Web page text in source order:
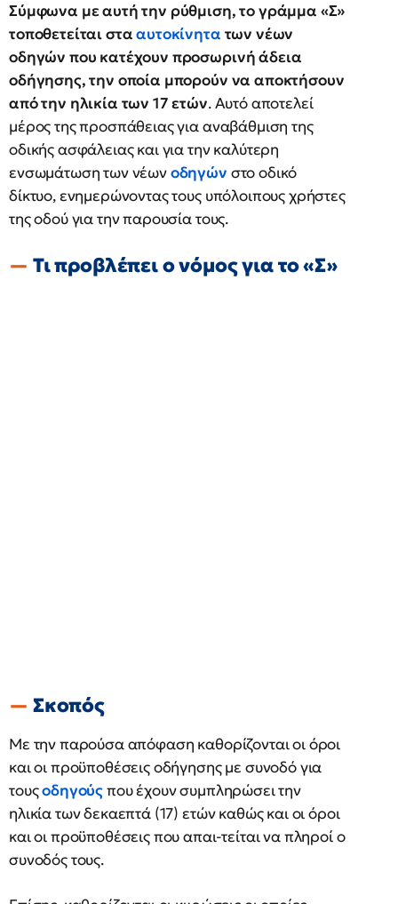
Σύμφωνα με αυτή την ρύθμιση, το γράμμα «Σ»
τοποθετείται στααυτοκίνητα των νέων
οδηγών που κατέχουν προσωρινή άδεια
οδήγησης, την οποία μπορούν να αποκτήσουν
από την ηλικία των 17 ετών. Αυτό αποτελεί
μέρος της προσπάθειας για αναβάθμιση της
οδικής ασφάλειας και για την καλύτερη
ενσωμάτωση των νέωνοδηγών στο οδικό
δίκτυο, ενημερώνοντας τους υπόλοιπους χρήστες
της οδού για την παρουσία τους.
Τι προβλέπει ο νόμος για το «Σ»
Σκοπός
Με την παρούσα απόφαση καθορίζονται οι όροι
και οι προϋποθέσεις οδήγησης με συνοδό για
τουςοδηγούςπου έχουν συμπληρώσει την
ηλικία των δεκαεπτά (17) ετών καθώς και οι όροι
και οι προϋποθέσεις που απαι-τείται να πληροί ο
συνοδός τους.